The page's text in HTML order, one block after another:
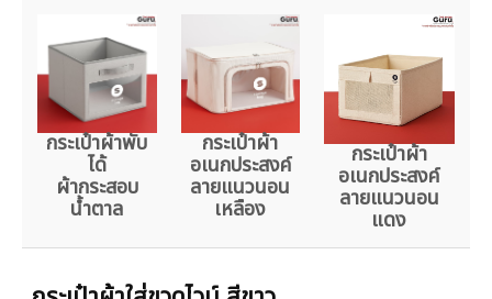
กระเป๋าผ้าพับ
ได้
ผ้ากระสอบ
น้ำตาล
กระเป๋าผ้า
อเนกประสงค์
ลายแนวนอน
เหลือง
กระเป๋าผ้า
อเนกประสงค์
ลายแนวนอน
แดง